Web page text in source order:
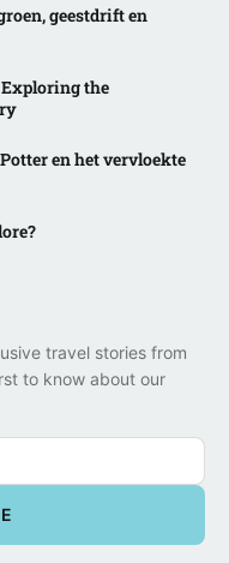
geestdrift en
the
en het vervloekte
travel stories from
to know about our